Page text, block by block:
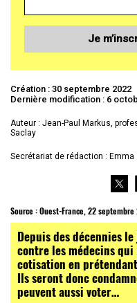
Je
Création : 30 septembre 2022
Dernière modification : 6
Auteur : Jean-Paul Markus,
Saclay
Secrétariat de rédaction :
Source :Ouest-France, 22
Depuis des décennies
contre les médecins
cotisation en
Ils seront donc
peuvent aussi voter…